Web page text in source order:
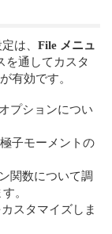
定は、File メニュ
を通してカスタ
有効です。
プションについ
子モーメントの
関数について調
。
スタマイズしま